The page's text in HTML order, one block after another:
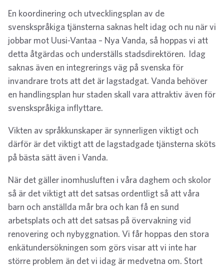
En koordinering och utvecklingsplan av de
svenskspråkiga tjänsterna saknas helt idag och nu när vi
jobbar mot Uusi-Vantaa – Nya Vanda, så hoppas vi att
detta åtgärdas och underställs stadsdirektören. Idag
saknas även en integrerings väg på svenska för
invandrare trots att det är lagstadgat. Vanda behöver
en handlingsplan hur staden skall vara attraktiv även för
svenskspråkiga inflyttare.
Vikten av språkkunskaper är synnerligen viktigt och
därför är det viktigt att de lagstadgade tjänsterna sköts
på bästa sätt även i Vanda.
När det gäller inomhusluften i våra daghem och skolor
så är det viktigt att det satsas ordentligt så att våra
barn och anställda mår bra och kan få en sund
arbetsplats och att det satsas på övervakning vid
renovering och nybyggnation. Vi får hoppas den stora
enkätundersökningen som görs visar att vi inte har
större problem än det vi idag är medvetna om. Stort